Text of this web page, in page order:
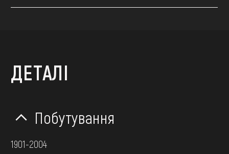
ДЕТАЛІ
Побутування
1901-2004